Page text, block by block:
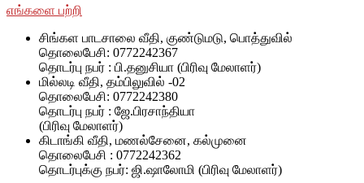
எங்களை பற்றி
சிங்கள பாடசாலை வீதி, குண்டுமடு, பொத்துவில்
தொலைபேசி: 0772242367
தொடர்பு நபர் : பி.தனுசியா (பிரிவு மேலாளர்)
மில்லடி வீதி, தம்பிலுவில் -02
தொலைபேசி: 0772242380
தொடர்பு நபர் : ஜே.பிரசாந்தியா
(பிரிவு மேலாளர்)
கிடாங்கி வீதி, மணல்சேனை, கல்முனை
தொலைபேசி : 0772242362
தொடர்புக்கு நபர்: ஜி.ஷாலோமி (பிரிவு மேலாளர்)